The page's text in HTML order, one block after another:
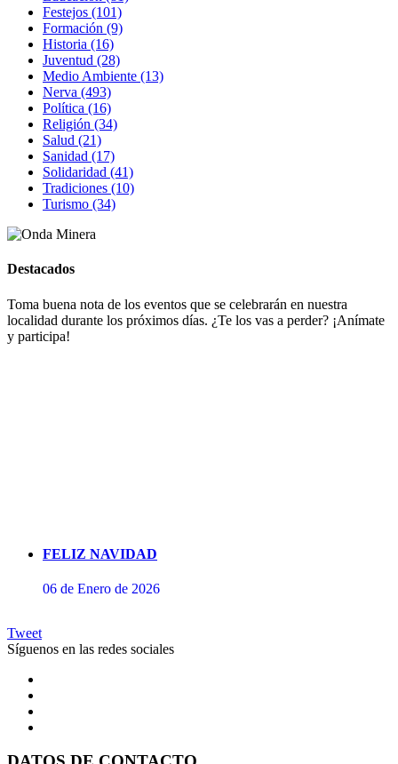
Festejos (101)
Formación (9)
Historia (16)
Juventud (28)
Medio Ambiente (13)
Nerva (493)
Política (16)
Religión (34)
Salud (21)
Sanidad (17)
Solidaridad (41)
Tradiciones (10)
Turismo (34)
Destacados
Toma buena nota de los eventos que se celebrarán en nuestra
localidad durante los próximos días. ¿Te los vas a perder? ¡Anímate
y participa!
FELIZ NAVIDAD
06 de Enero de 2026
Tweet
Síguenos en las redes sociales